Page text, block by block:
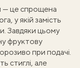
— це спрощена
, у якій замість
Завдяки цьому
фруктову
при подачі.
стиглі, але